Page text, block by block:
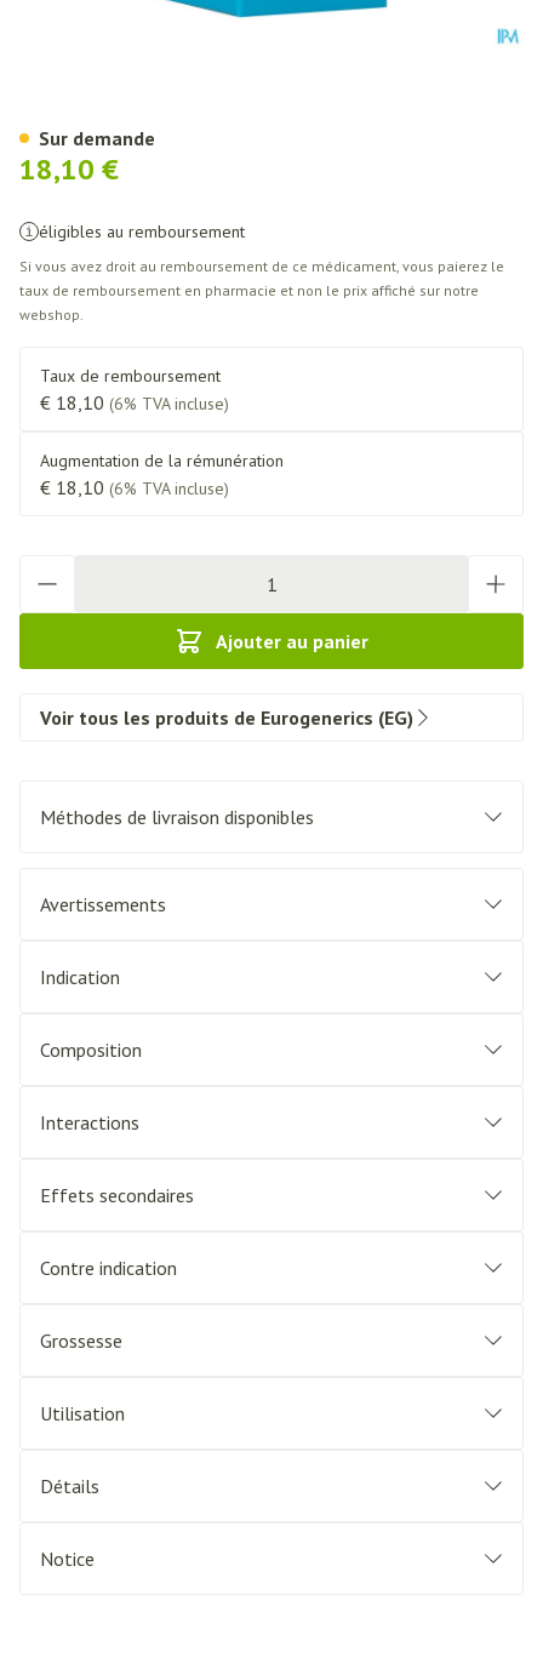
18,10 €
éligibles au remboursement
Si vous avez droit au remboursement de ce médicament, vous paierez le
taux de remboursement en pharmacie et non le prix affiché sur notre
webshop.
Taux de remboursement
€ 18,10 (6% TVA incluse)
Augmentation de la rémunération
€ 18,10 (6% TVA incluse)
Ajouter au panier
Sur demande
Voir tous les produits de Eurogenerics (EG)
Méthodes de livraison disponibles
Avertissements
Indication
Composition
Interactions
Effets secondaires
Contre indication
Grossesse
Utilisation
Détails
Notice